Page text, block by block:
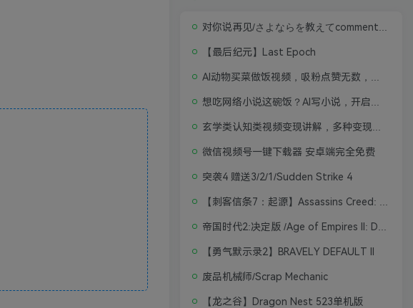
【最后纪元】Last Epoch
微信视频号一键下载器 安卓端完全免费
突袭4 赠送3/2/1/Sudden Strike 4
【勇气默示录2】BRAVELY DEFAULT II
废品机械师/Scrap Mechanic
【龙之谷】Dragon Nest 523单机版